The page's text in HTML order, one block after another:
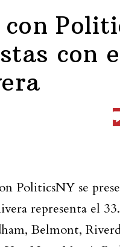
con
PoliticsNY se
representa el
Belmont,